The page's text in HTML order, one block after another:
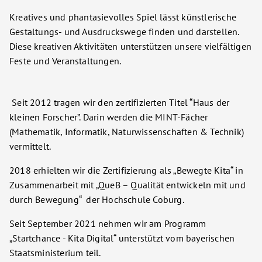
Kreatives und phantasievolles Spiel lässt künstlerische
Gestaltungs- und Ausdruckswege finden und darstellen.
Diese kreativen Aktivitäten unterstützen unsere vielfältigen
Feste und Veranstaltungen.
Seit 2012 tragen wir den zertifizierten Titel “Haus der
kleinen Forscher”. Darin werden die MINT-Fächer
(Mathematik, Informatik, Naturwissenschaften & Technik)
vermittelt.
2018 erhielten wir die Zertifizierung als „Bewegte Kita“ in
Zusammenarbeit mit „QueB – Qualität entwickeln mit und
durch Bewegung“ der Hochschule Coburg.
Seit September 2021 nehmen wir am Programm
„Startchance - Kita Digital“ unterstützt vom bayerischen
Staatsministerium teil.